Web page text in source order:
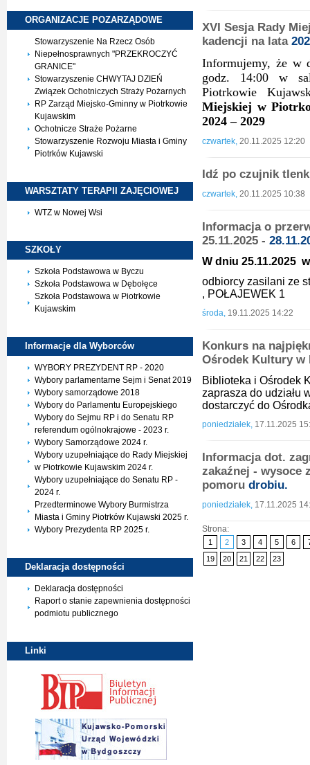
ORGANIZACJE POZARZĄDOWE
Stowarzyszenie Na Rzecz Osób
Niepełnosprawnych "PRZEKROCZYĆ
GRANICE"
Stowarzyszenie CHWYTAJ DZIEŃ
Związek Ochotniczych Straży Pożarnych
RP Zarząd Miejsko-Gminny w Piotrkowie
Kujawskim
Ochotnicze Straże Pożarne
Stowarzyszenie Rozwoju Miasta i Gminy
Piotrków Kujawski
WARSZTATY TERAPII ZAJĘCIOWEJ
WTZ w Nowej Wsi
SZKOŁY
Szkoła Podstawowa w Byczu
Szkoła Podstawowa w Dębołęce
Szkoła Podstawowa w Piotrkowie
Kujawskim
Informacje dla Wyborców
WYBORY PREZYDENT RP - 2020
Wybory parlamentarne Sejm i Senat 2019
Wybory samorządowe 2018
Wybory do Parlamentu Europejskiego
Wybory do Sejmu RP i do Senatu RP
referendum ogólnokrajowe - 2023 r.
Wybory Samorządowe 2024 r.
Wybory uzupełniające do Rady Miejskiej
w Piotrkowie Kujawskim 2024 r.
Wybory uzupełniające do Senatu RP -
2024 r.
Przedterminowe Wybory Burmistrza
Miasta i Gminy Piotrków Kujawski 2025 r.
Wybory Prezydenta RP 2025 r.
Deklaracja dostępności
Deklaracja dostępności
Raport o stanie zapewnienia dostępności
podmiotu publicznego
Linki
XVI Sesja Rady
kadencji na lata
Informujemy, że w
godz. 14:00 w
Piotrkowie
Miejskiej w
2024 – 2029
czwartek, 20.11.2025 12:20
Idź po czujnik
czwartek, 20.11.2025 10:38
Informacja o
25.11.2025 -
W dniu 25.11.2025
odbiorcy zasilani ze
, POŁAJEWEK 1
środa, 19.11.2025 14:22
Konkurs na
Ośrodek Kultury
Biblioteka i Ośrodek
zaprasza do udziału
dostarczyć do
poniedziałek, 17.11.2025
Informacja dot.
zakaźnej - wysoce
pomoru drobiu.
poniedziałek, 17.11.2025
Strona:
1 2 3 4 5 6
19
20 21 22 23